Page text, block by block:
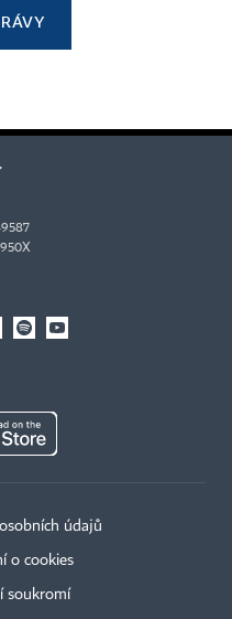
údajů
o cookies
soukromí